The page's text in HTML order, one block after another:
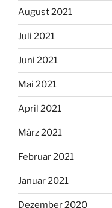
August 2021
Juli 2021
Juni 2021
Mai 2021
April 2021
März 2021
Februar 2021
Januar 2021
Dezember 2020